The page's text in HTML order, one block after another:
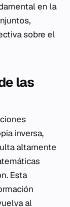
en la
sobre el
las
inversa,
altamente
Esta
al